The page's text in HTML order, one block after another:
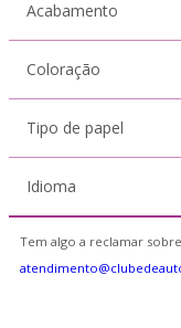
Acabamento
Coloração
Tipo de papel
Idioma
Tem algo a reclamar